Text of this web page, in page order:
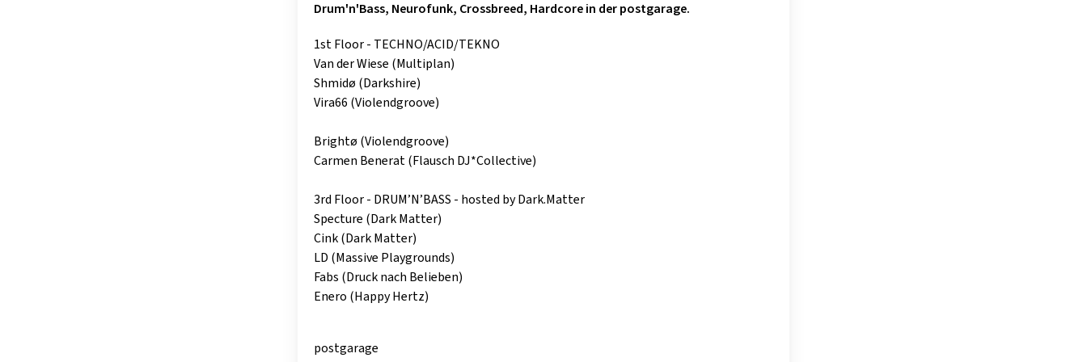
GOLD & PECH THEATER
Drum'n'Bass, Neurofunk, Crossbreed, Hardcore in der postgarage.
1st Floor - TECHNO/ACID/TEKNO
Van der Wiese (Multiplan)
Shmidø (Darkshire)
Vira66 (Violendgroove)
Brightø (Violendgroove)
Carmen Benerat (Flausch DJ*Collective)
3rd Floor - DRUM’N’BASS - hosted by Dark.Matter
Specture (Dark Matter)
Cink (Dark Matter)
LD (Massive Playgrounds)
Fabs (Druck nach Belieben)
Enero (Happy Hertz)
postgarage